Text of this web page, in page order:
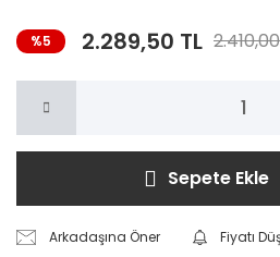
%5 2.289,50 TL
Sepete Ekle
Arkadaşına Öner
Fiyatı